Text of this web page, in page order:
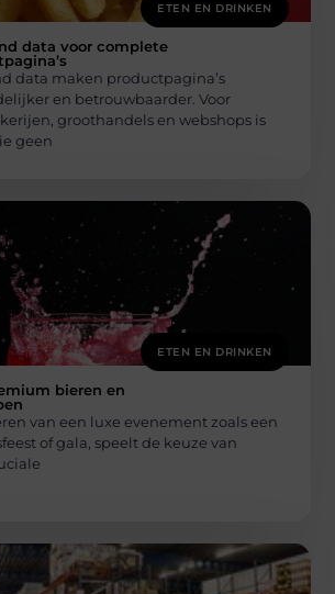
ETEN EN DRINKEN
data voor complete
data maken productpagina’s
en betrouwbaarder. Voor
groothandels en webshops is
geen
ETEN EN DRINKEN
bieren en
van een luxe evenement zoals een
of gala, speelt de keuze van